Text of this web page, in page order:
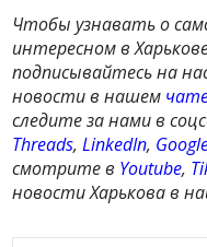
Чтобы узнавать о
интересном в
подписывайтесь на
новости в нашем
следите за нами в
Threads,LinkedIn,
смотрите в Youtube,
новости Харькова в